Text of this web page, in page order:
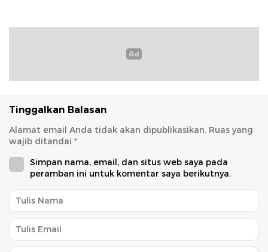
Tinggalkan Balasan
Alamat email Anda tidak akan dipublikasikan. Ruas yang
wajib ditandai *
Simpan nama, email, dan situs web saya pada
peramban ini untuk komentar saya berikutnya.